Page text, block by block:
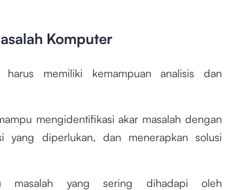
Komputer
memiliki kemampuan analisis dan
mengidentifikasi akar masalah dengan
yang diperlukan, dan menerapkan solusi
masalah yang sering dihadapi oleh